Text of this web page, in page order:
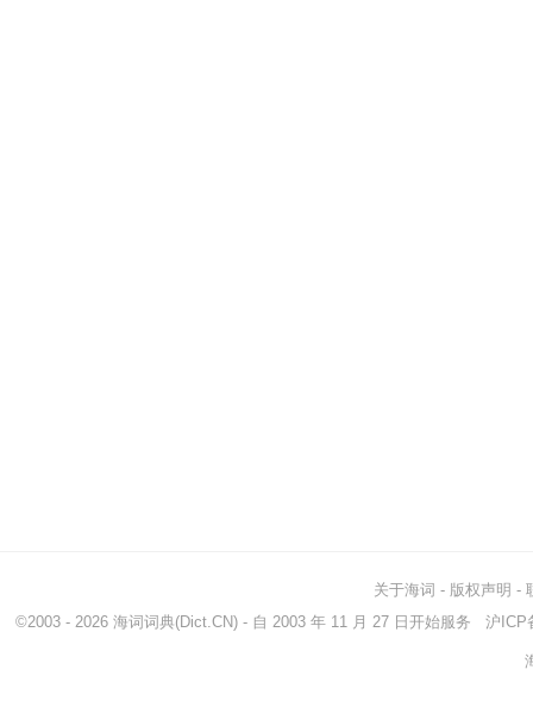
关于海词 - 版权声明 -
©2003 - 2026 海词词典(Dict.CN) - 自 2003 年 11 月 27 日开始服务 沪ICP